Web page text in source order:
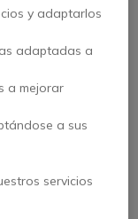
IS440.1
€
y adaptarlos
adaptadas a
a mejorar
a sus
servicios